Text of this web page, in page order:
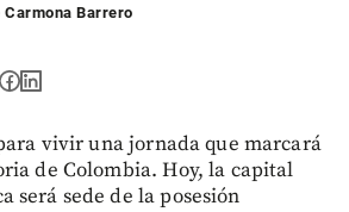
Barrero
vivir una jornada que marcará
de Colombia. Hoy, la capital
será sede de la posesión